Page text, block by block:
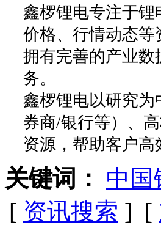
鑫椤锂电专注于
价格、行情动态等
拥有完善的产业
务。
鑫椤锂电以研究
券商/银行等）、
资源，帮助客户
关键词： 中国
[ 资讯搜索 ] [